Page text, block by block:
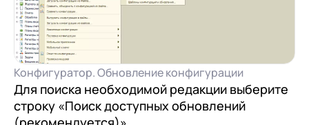
Конфигуратор. Обновление конфигурации
Для поиска необходимой редакции выберите
строку «Поиск доступных обновлений